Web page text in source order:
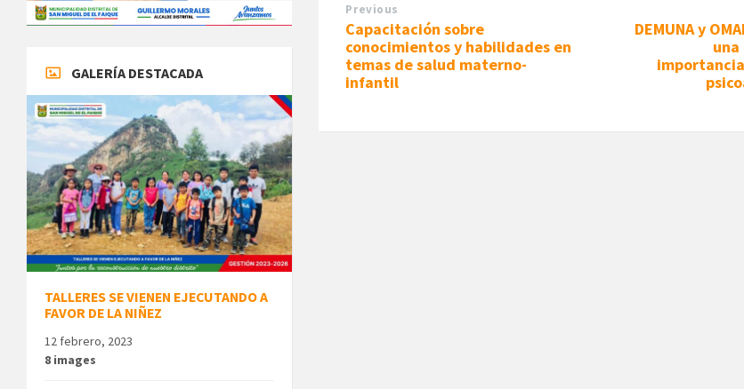
Previous
Capacitación sobre
conocimientos y habilidades en
temas de salud materno-
infantil
DEMUNA y
una
GALERÍA DESTACADA
TALLERES SE VIENEN EJECUTANDO A
FAVOR DE LA NIÑEZ
12 febrero, 2023
8 images